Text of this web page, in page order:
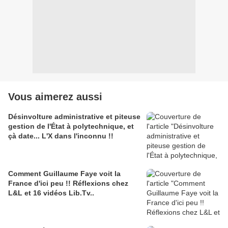
Vous aimerez aussi
Désinvolture administrative et piteuse
gestion de l'État à polytechnique, et
çà date... L'X dans l'inconnu !!
Comment Guillaume Faye voit la
France d'ici peu !! Réflexions chez
L&L et 16 vidéos Lib.Tv..